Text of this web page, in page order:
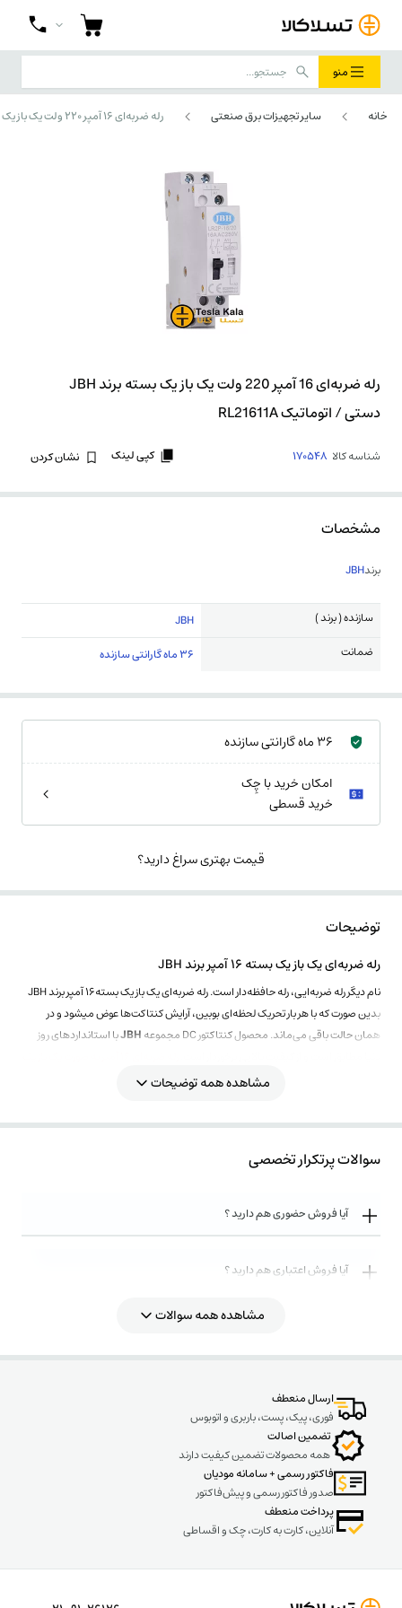
منو
خانه سایر تجهیزات برق صنعتی رله ضربه‌ای 16 آمپر 220 ولت یک باز یک بسته برند JBH دستی / اتوماتیک RL21611A
رله ضربه‌ای 16 آمپر 220 ولت یک باز یک بسته برند JBH
دستی / اتوماتیک RL21611A
شناسه کالا 170548 کپی لینک نشان کردن
مشخصات
برندJBH
سازنده ( برند )
JBH
ضمانت
36 ماه گارانتی سازنده
36 ماه گارانتی سازنده
امکان خرید با چِک
خرید قسطی
قیمت بهتری سراغ دارید؟
توضیحات
رله ضربه‌ای یک باز یک بسته 16 آمپر برند JBH
نام دیگر رله ضربه‌ایی، رله حافظه‌دار است. رله ضربه‌ای یک باز یک بسته16 آمپر برند JBH
بدین صورت که با هر بار تحریک لحظه‌ای بوبین، آرایش کنتاکت‌ها عوض میشود و در
همان حالت باقی می‌ماند. محصول کنتاکتور DC مجموعه
JBHبا استانداردهای روز
مدار قرار میگیرد.
مزایای استفاده از رله ضربه‌ای 16 آمپر JBH
از مزایای استفاده از رله ضربه‌ای به موارد زیر می‌توان اشاره کر:
کاهش سیم بندی و مدار فرمان
عمر طولانی تر نسبت به رله های دائم تحریک
کاربری آسان و نصب سریع
مشاهده همه توضیحات
سوالات پرتکرار تخصصی
آیا فروش حضوری هم دارید ؟
آیا فروش اعتباری هم دارید ؟
روش های ارسال کالا به چه صورت میباشد ؟
مشاهده همه سوالات
ارسال منعطف
فوری، پیک، پست، باربری و اتوبوس
تضمین اصالت
همه محصولات تضمین کیفیت دارند
فاکتور رسمی + سامانه مودیان
صدور فاکتور رسمی و پیش‌فاکتور
پرداخت منعطف
آنلاین، کارت به کارت، چک و اقساطی